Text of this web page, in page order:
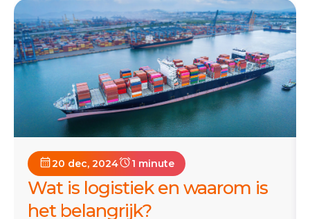
20 dec, 2024 1 minute
Wat is logistiek en waarom is
het belangrijk?